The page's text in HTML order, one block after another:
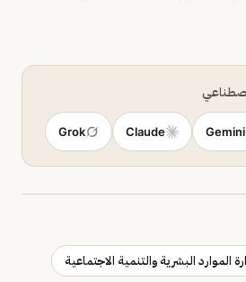
Gemini
Claude
Grok
الموارد البشرية والتنمية الاجتماعية